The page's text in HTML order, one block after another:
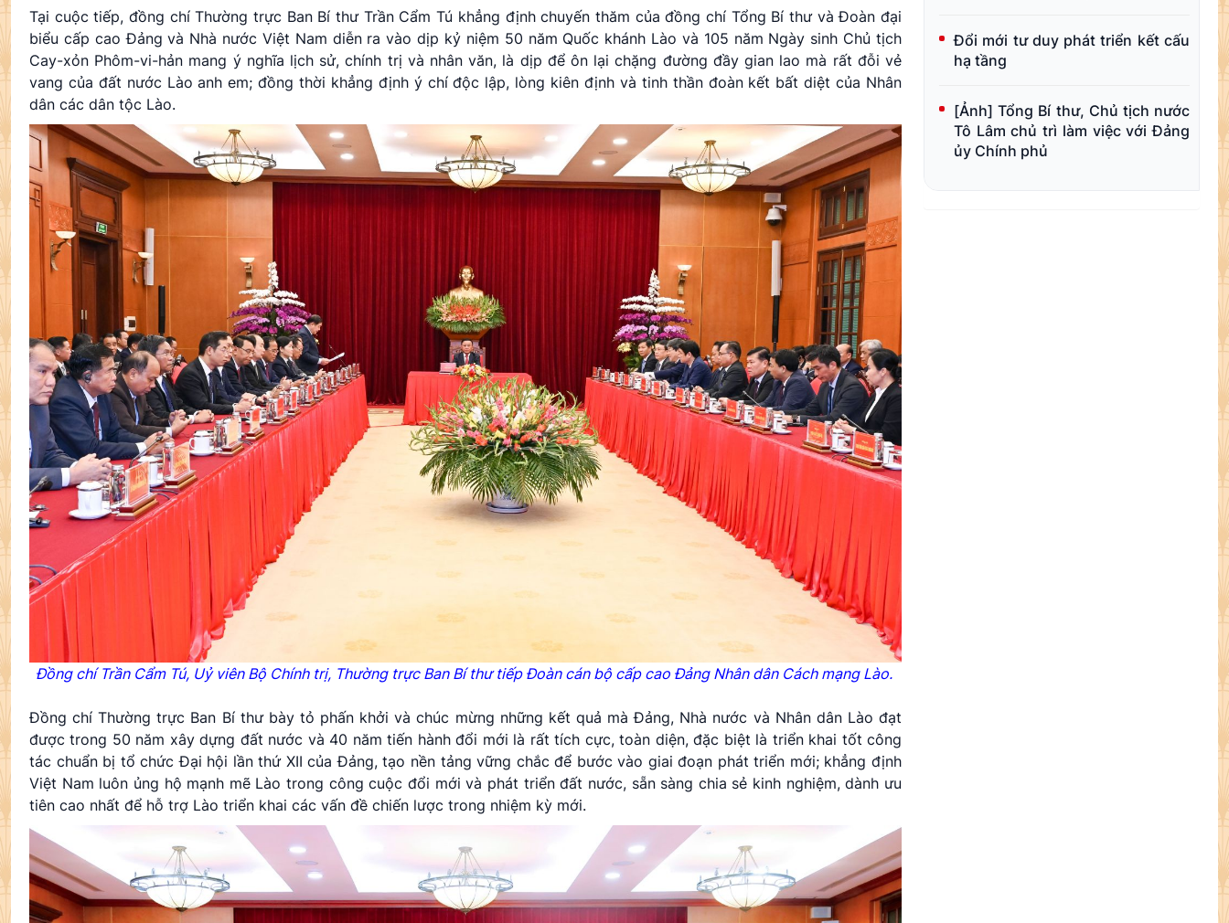
Tại cuộc tiếp, đồng chí Thường trực Ban Bí thư Trần Cẩm Tú khẳng định chuyến thăm của đồng chí Tổng Bí thư và Đoàn đại
biểu cấp cao Đảng và Nhà nước Việt Nam diễn ra vào dịp kỷ niệm 50 năm Quốc khánh Lào và 105 năm Ngày sinh Chủ tịch
Cay-xỏn Phôm-vi-hản mang ý nghĩa lịch sử, chính trị và nhân văn, là dịp để ôn lại chặng đường đầy gian lao mà rất đỗi vẻ
vang của đất nước Lào anh em; đồng thời khẳng định ý chí độc lập, lòng kiên định và tinh thần đoàn kết bất diệt của Nhân
dân các dân tộc Lào.
Đồng chí Trần Cẩm Tú, Uỷ viên Bộ Chính trị, Thường trực Ban Bí thư tiếp Đoàn cán bộ cấp cao Đảng Nhân dân Cách mạng Lào.
Đồng chí Thường trực Ban Bí thư bày tỏ phấn khởi và chúc mừng những kết quả mà Đảng, Nhà nước và Nhân dân Lào đạt
được trong 50 năm xây dựng đất nước và 40 năm tiến hành đổi mới là rất tích cực, toàn diện, đặc biệt là triển khai tốt công
tác chuẩn bị tổ chức Đại hội lần thứ XII của Đảng, tạo nền tảng vững chắc để bước vào giai đoạn phát triển mới; khẳng định
Việt Nam luôn ủng hộ mạnh mẽ Lào trong công cuộc đổi mới và phát triển đất nước, sẵn sàng chia sẻ kinh nghiệm, dành ưu
tiên cao nhất để hỗ trợ Lào triển khai các vấn đề chiến lược trong nhiệm kỳ mới.
Đổi mới tư duy phát triển kết cấu
hạ tầng
[Ảnh] Tổng Bí thư, Chủ tịch nước
Tô Lâm chủ trì làm việc với Đảng
ủy Chính phủ